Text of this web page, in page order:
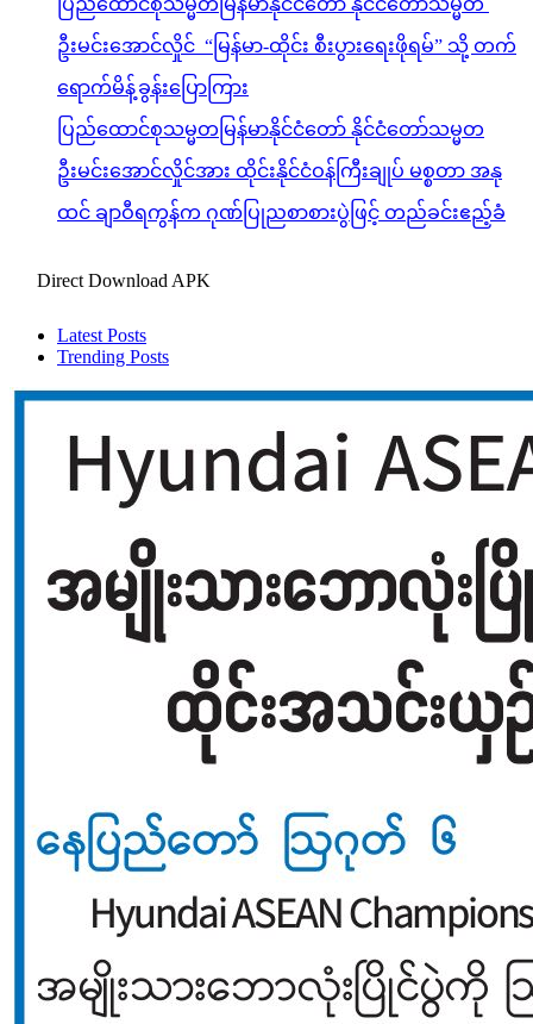
ပြည်ထောင်စုသမ္မတမြန်မာနိုင်ငံတော် နိုင်ငံတော်သမ္မတ
ဦးမင်းအောင်လှိုင် “မြန်မာ-ထိုင်း စီးပွားရေးဖိုရမ်” သို့ တက်
ရောက်မိန့်ခွန်းပြောကြား
ပြည်ထောင်စုသမ္မတမြန်မာနိုင်ငံတော် နိုင်ငံတော်သမ္မတ
ဦးမင်းအောင်လှိုင်အား ထိုင်းနိုင်ငံဝန်ကြီးချုပ် မစ္စတာ အနု
ထင် ချာဝီရကွန်က ဂုဏ်ပြုညစာစားပွဲဖြင့် တည်ခင်းဧည့်ခံ
Direct Download APK
Latest Posts
Trending Posts